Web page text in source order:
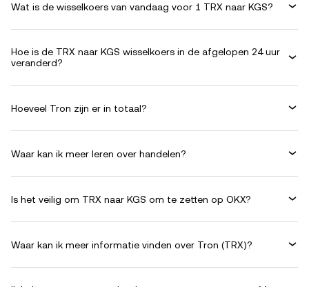
Wat is de wisselkoers van vandaag voor 1 TRX naar KGS?
Hoe is de TRX naar KGS wisselkoers in de afgelopen 24 uur
veranderd?
Hoeveel Tron zijn er in totaal?
Waar kan ik meer leren over handelen?
Is het veilig om TRX naar KGS om te zetten op OKX?
Waar kan ik meer informatie vinden over Tron (TRX)?